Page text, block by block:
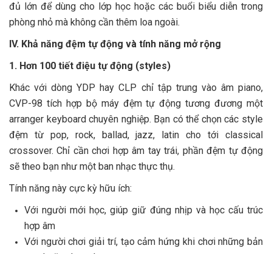
đủ lớn để dùng cho lớp học hoặc các buổi biểu diễn trong
phòng nhỏ mà không cần thêm loa ngoài.
IV. Khả năng đệm tự động và tính năng mở rộng
1. Hơn 100 tiết điệu tự động (styles)
Khác với dòng YDP hay CLP chỉ tập trung vào âm piano,
CVP-98 tích hợp bộ máy đệm tự động tương đương một
arranger keyboard chuyên nghiệp. Bạn có thể chọn các style
đệm từ pop, rock, ballad, jazz, latin cho tới classical
crossover. Chỉ cần chơi hợp âm tay trái, phần đệm tự động
sẽ theo bạn như một ban nhạc thực thụ.
Tính năng này cực kỳ hữu ích:
Với người mới học, giúp giữ đúng nhịp và học cấu trúc
hợp âm
Với người chơi giải trí, tạo cảm hứng khi chơi những bản